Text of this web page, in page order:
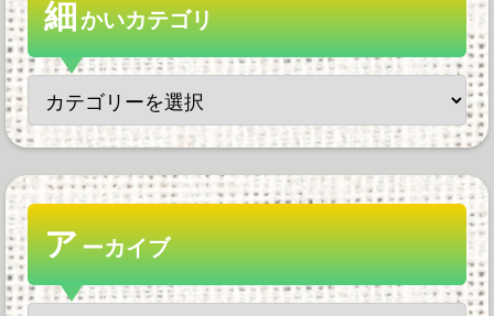
細かいカテゴリ
アーカイブ